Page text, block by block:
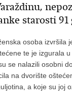
starosti 91
osoba izvršila
te je izgurala u
se nalazili osobni
na dvorište
a koje su joj